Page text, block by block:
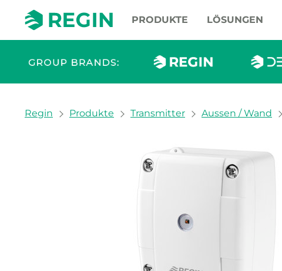
PRODUKTE LÖSUNGEN
You are here:
Regin Produkte Transmitter Aussen / Wand